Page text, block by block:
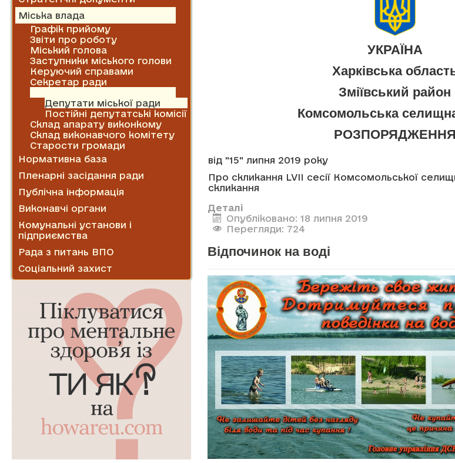
Міська влада
Графік прийому
Звіти про роботу
Міський голова
Заступники міського голови
Керуючий справами
Секретар ради
Депутати міської ради
Постійні депутатські комісії
Склад апарату виконкому
Склад виконавчого комітету
Старости громади
Нормативна база
Пленарні засідання ради
Публічна інформація
Виконавчі органи
Комунальні установи і
підприємства
Рада з питань ВПО
Соціальний захист
УКРАЇНА
Харківська
Зміївський район
Комсомольська
РОЗПОРЯДЖЕННЯ
від "15" липня 2019 року
Про скликання LVII сесії Комсомольської
скликання
Деталі
Опубліковано: 18 липня 2019
Перегляди: 724
Відпочинок на воді